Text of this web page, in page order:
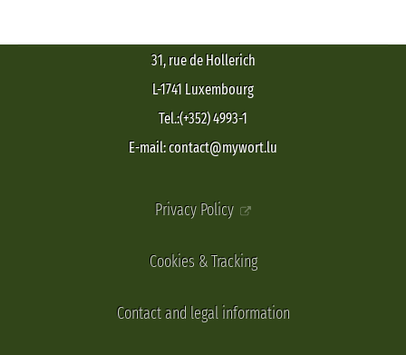
31, rue de Hollerich
L-1741 Luxembourg
Tel.:(+352) 4993-1
E-mail: contact@mywort.lu
Privacy Policy
Cookies & Tracking
Contact and legal information